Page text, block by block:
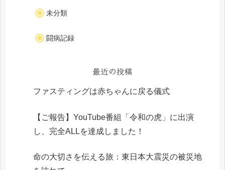
未分類
闘病記録
最近の投稿
ファスティングは赤ちゃんに戻る儀式
【ご報告】YouTube番組「令和の虎」に出演
し、完全ALLを達成しました！
命の大切さを伝える旅：東日本大震災の被災地